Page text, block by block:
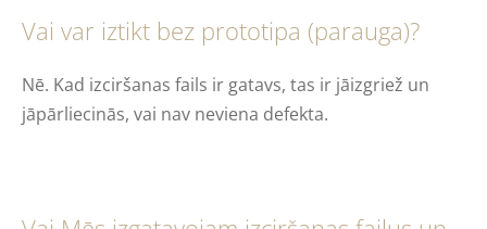
Vai var iztikt bez prototipa (parauga)?
Nē. Kad izciršanas fails ir gatavs, tas ir jāizgriež un
jāpārliecinās, vai nav neviena defekta.